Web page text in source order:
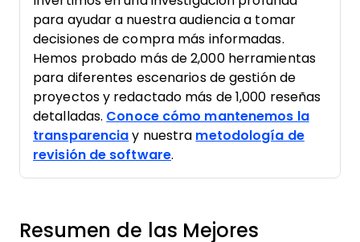
para ayudar a nuestra audiencia a tomar
decisiones de compra más informadas.
Hemos probado más de 2,000 herramientas
para diferentes escenarios de gestión de
proyectos y redactado más de 1,000 reseñas
detalladas. Conoce cómo mantenemos la
transparencia y nuestra metodología de
revisión de software.
Resumen de las Mejores